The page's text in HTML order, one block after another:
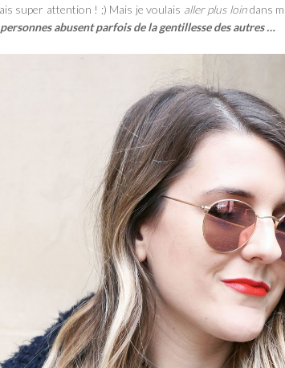
super attention ! ;) Mais je voulais aller plus loindans
abusent parfois de la gentillesse des autres …